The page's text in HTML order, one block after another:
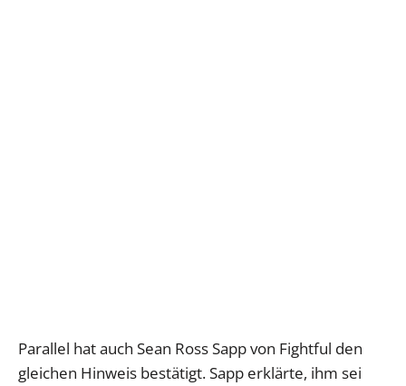
Parallel hat auch Sean Ross Sapp von Fightful den
gleichen Hinweis bestätigt. Sapp erklärte, ihm sei